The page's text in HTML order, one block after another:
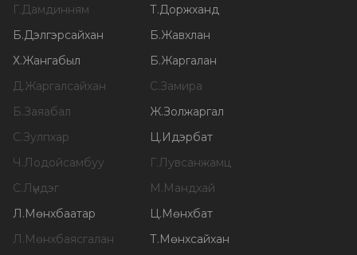
Г.Дамдинням Т.Доржханд
Б.Дэлгэрсайхан Б.Жавхлан
Х.Жангабыл Б.Жаргалан
Д.Жаргалсайхан С.Замира
Б.Заяабал Ж.Золжаргал
С.Зулпхар Ц.Идэрбат
Ч.Лодойсамбуу Г.Лувсанжамц
С.Лүндэг М.Мандхай
Л.Мөнхбаатар Ц.Мөнхбат
Л.Мөнхбаясгалан Т.Мөнхсайхан